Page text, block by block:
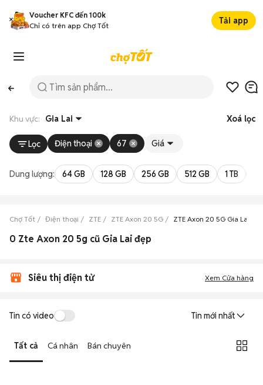
Voucher KFC đến 100k
Chỉ có trên app Chợ Tốt
Tải app
Khu vực: Gia Lai Xoá lọc
Lọc Điện thoại 67 Giá
Dung lượng: 64 GB 128 GB 256 GB 512 GB 1 TB
Chợ Tốt Điện thoại ZTE ZTE Axon 20 5G ZTE Axon 20 5G Gia Lai
0 Zte Axon 20 5g cũ Gia Lai đẹp
Siêu thị điện tử Xem Cửa hàng
Tin có video Tin mới nhất
Tất cả Cá nhân Bán chuyên